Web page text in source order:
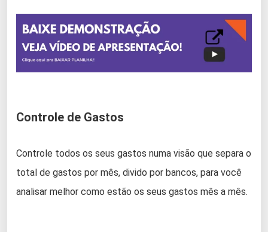
Controle de Gastos
Controle todos os seus gastos numa visão que separa o
total de gastos por mês, divido por bancos, para você
analisar melhor como estão os seus gastos mês a mês.